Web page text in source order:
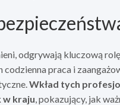
odgrywają kluczową
codzienna praca i
Wkład tych
w kraju, pokazujący, jak